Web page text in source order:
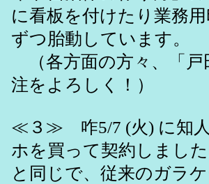
に看板を付けたり業務
ずつ胎動しています。
（各方面の方々、「戸
注をよろしく！）
≪３≫ 咋5/7 (火) に知人
ホを買って契約しまし
と同じで、従来のガラ